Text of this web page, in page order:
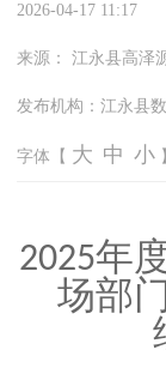
2026-04-17 11:17
来源： 江永县高泽
发布机构： 江永县
字体【 大 中 小
2025年
场部